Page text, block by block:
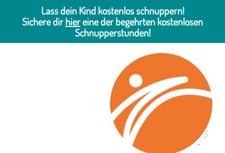
Lass dein Kind kostenlos schnuppern!
Sichere dirhiereine der begehrten kostenlosen
Schnupperstunden!